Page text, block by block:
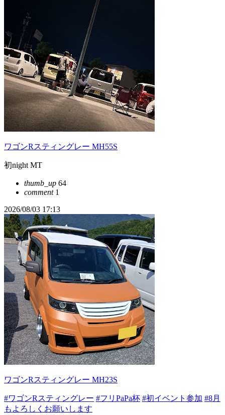
ワゴンRスティングレー MH55S
初night MT
thumb_up 64
comment1
2026/08/03 17:13
ワゴンRスティングレー MH23S
#ワゴンRスティングレー #フリPaPa杯 #初イベント参加 #8月
もよろしくお願いします